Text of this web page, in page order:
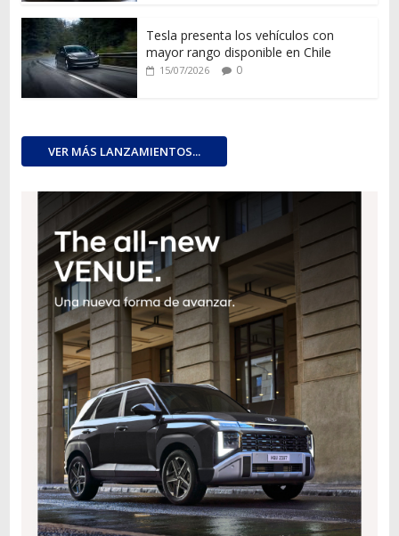
Tesla presenta los vehículos con
mayor rango disponible en Chile
15/07/2026 0
VER MÁS LANZAMIENTOS...